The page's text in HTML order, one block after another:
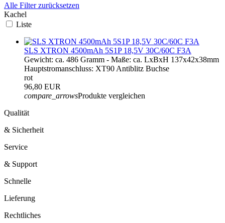
Alle Filter zurücksetzen
Kachel
Liste
SLS XTRON 4500mAh 5S1P 18,5V 30C/60C F3A
Gewicht: ca. 486 Gramm - Maße: ca. LxBxH 137x42x38mm
Hauptstromanschluss: XT90 Antiblitz Buchse
rot
96,80 EUR
compare_arrowsProdukte vergleichen
Qualität
& Sicherheit
Service
& Support
Schnelle
Lieferung
Rechtliches